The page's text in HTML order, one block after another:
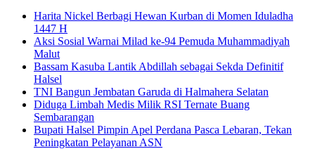
Harita Nickel Berbagi Hewan Kurban di Momen Iduladha
1447 H
Aksi Sosial Warnai Milad ke-94 Pemuda Muhammadiyah
Malut
Bassam Kasuba Lantik Abdillah sebagai Sekda Definitif
Halsel
TNI Bangun Jembatan Garuda di Halmahera Selatan
Diduga Limbah Medis Milik RSI Ternate Buang
Sembarangan
Bupati Halsel Pimpin Apel Perdana Pasca Lebaran, Tekan
Peningkatan Pelayanan ASN